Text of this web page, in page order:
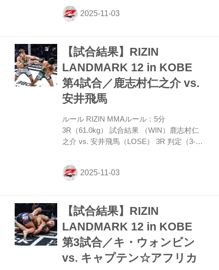
ト：ダースチョーク） 入場 ROUND 1 ズマ
ガジーはサウスポーでケージの中央を取
奪取。倒れた雑賀に鉄槌をまとめ、立ち上
らえ、タップを奪って勝利した。 勝利者コ
メント 「みなさん、こんにちは。RIZINの
みなさま、戦うチャンスをもらえて感謝し
ます。力を見せるチャンスを頂きました。
RIZINに戦いに...
【試合結果】RIZIN
LANDMARK 12 in KOBE
第4試合／鹿志村仁之介 vs.
安井飛馬
ルール RIZIN MMAルール：5分
3R（61.0kg） 試合結果 （WIN）鹿志村仁
之介 vs. 安井飛馬（LOSE） 3R 判定（3-
オーソドックスの安井はまず打撃戦でスタ
ート。インローの鹿志村に安井が三日月蹴
が、安井は倒れずバランスを保ったまま鹿
小手投げからバックを狙うが、安井が前方
に落としてトップを奪取。パウンドを狙っ
た安井だが、ここで鹿志村がオモプラッタ
でとらえ、腕十字とアームロックを連係し
【試合結果】RIZIN
LANDMARK 12 in KOBE
第3試合／キ・ウォンビン
vs. キャプテン☆アフリカ